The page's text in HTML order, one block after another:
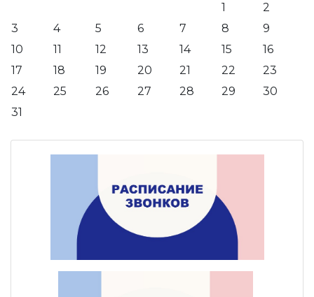
1
2
3
4 5 6 7 8
9
10
11 12 13 14 15
16
17
18 19 20 21 22
23
24
25 26 27 28 29
30
31